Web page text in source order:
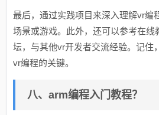
最后，通过实践项目来深入理解vr编
场景或游戏。此外，还可以参考在线
坛，与其他vr开发者交流经验。记住
vr编程的关键。
八、arm编程入门教程？